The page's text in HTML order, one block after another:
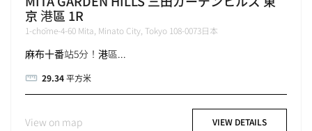
京 港區 1R
1-chōme-4-60 Mita, Minato City, Tokyo 108-0073日本
麻布十番站5分！港區...
29.34平方米
View on map VIEW DETAILS